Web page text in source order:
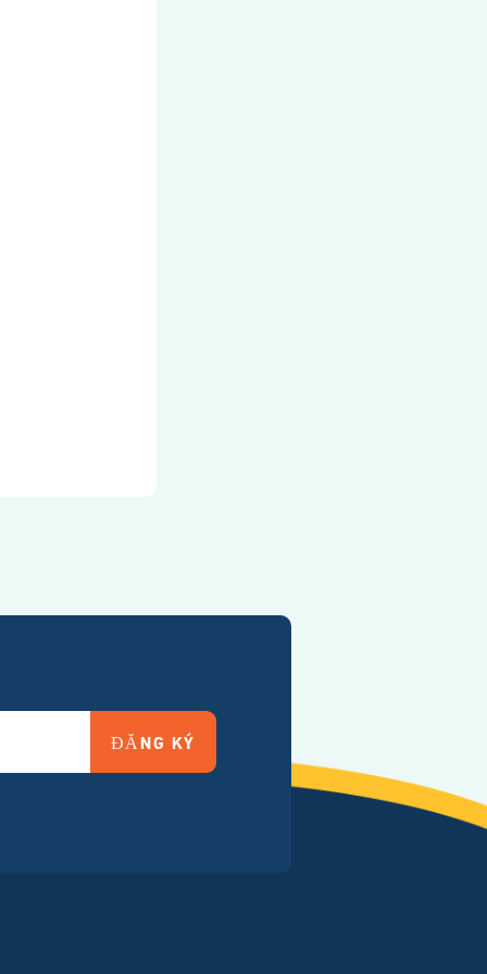
ĐĂNG KÝ